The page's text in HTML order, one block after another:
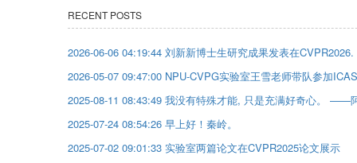
RECENT POSTS
2026-06-06 04:19:44 刘新新博士生研究成果发表在
2026-05-07 09:47:00 NPU-CVPG实验室王雪老师带队参加
2025-08-11 08:43:49 我没有特殊才能, 只是充满好奇心。 ——
2025-07-24 08:54:26 早上好！秦岭。
2025-07-02 09:01:33 实验室两篇论文在CVPR2025论文展示